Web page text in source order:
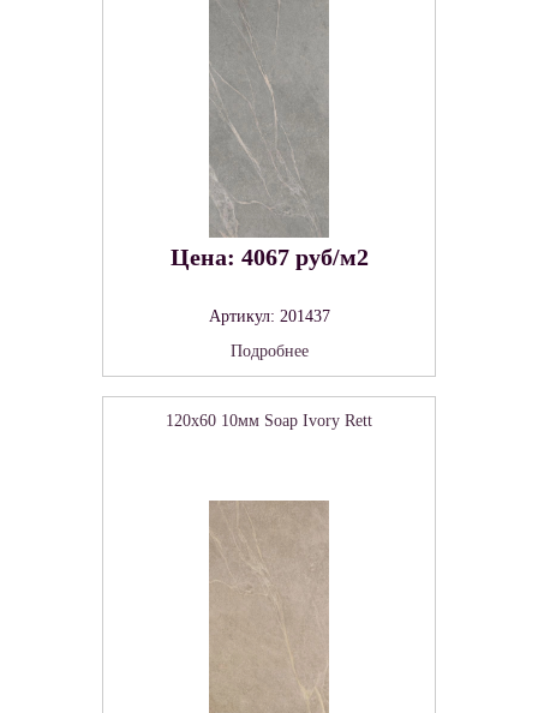
Цена: 4067 руб/м2
Артикул: 201437
Подробнее
120x60 10мм Soap Ivory Rett